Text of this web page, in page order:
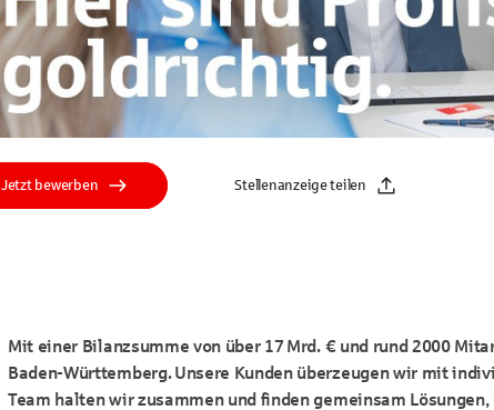
Jetzt bewerben Stellenanzeige teilen
Mit einer Bilanzsumme von über 17 Mrd. € und rund 2000
Baden-Württemberg. Unsere Kunden überzeugen wir mit
Team halten wir zusammen und finden gemeinsam